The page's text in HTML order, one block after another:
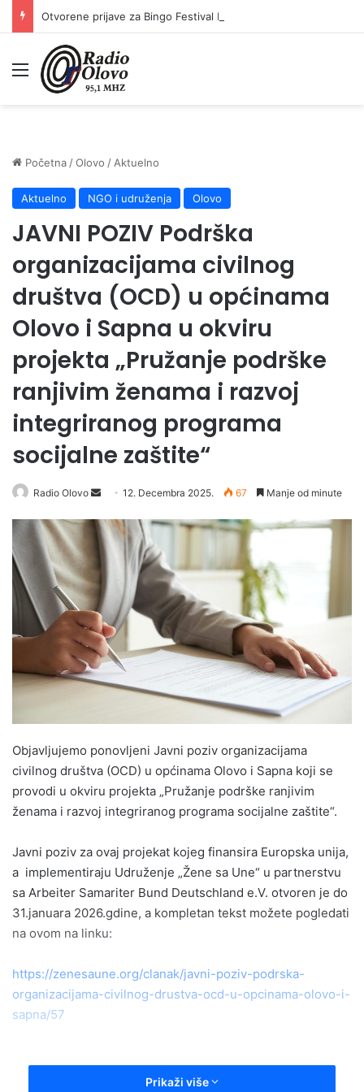
Meni
Početna /Olovo / Aktuelno
Aktuelno NGO i udruženja Olovo
JAVNI POZIV Podrška
organizacijama civilnog
društva (OCD) u općinama
Olovo i Sapna u okviru
projekta „Pružanje podrške
ranjivim ženama i razvoj
integriranog programa
socijalne zaštite“
Radio Olovo
n
d
n
e
m
a
l
12. Decembra 2025. 67 Manje od minute
Objavljujemo ponovljeni Javni poziv organizacijama
civilnog društva (OCD) u općinama Olovo i Sapna koji se
provodi u okviru projekta „Pružanje podrške ranjivim
ženama i razvoj integriranog programa socijalne zaštite“.
Javni poziv za ovaj projekat kojeg finansira Europska unija,
a implementiraju Udruženje „Žene sa Une“ u partnerstvu
sa Arbeiter Samariter Bund Deutschland e.V. otvoren je do
31.januara 2026.gdine, a kompletan tekst možete pogledati
na ovom na linku:
https://zenesaune.org/clanak/javni-poziv-podrska-
organizacijama-civilnog-drustva-ocd-u-opcinama-olovo-i-
sapna/57
Prikaži više